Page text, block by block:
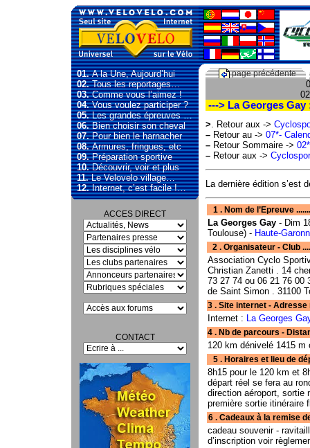
01.A la Une, Aujourd’hui
02.Tous les reportages…
03.Comme vous l’aimez !
04.Vous voulez participer ?
05.Les grandes épreuves …
06.Bien choisir son cheval
07.Pour bien le harnacher
08.Armures, fringues, etc
09.Préparation sportive
10.Découvrir, voir et plus
11.Le Velovelo village…
12.Internet, c’est facile !…
ACCES DIRECT
CONTACT
page précédente
---> La Georges Gay
>. Retour aux ->
– Retour au -> 07*-
– Retour Sommaire ->
– Retour aux ->
La dernière édition s’est
1 . Nom de l’Epreuve
La Georges Gay - Dim
Toulouse) - Haute-
2 . Organisateur - Club
Association Cyclo
Christian Zanetti . 14
73 27 74 ou 06 21 76 00
de Saint Simon . 31100
3 . Site internet - Adresse
Internet : La Georges
4 . Nb de parcours -
120 km dénivelé 1415
5 . Horaires et lieu de
8h15 pour le 120 km et
départ réel se fera au
direction aéroport, sortie
première sortie itinéraire
6 . Cadeaux à la remise
cadeau souvenir -
d’inscription voir